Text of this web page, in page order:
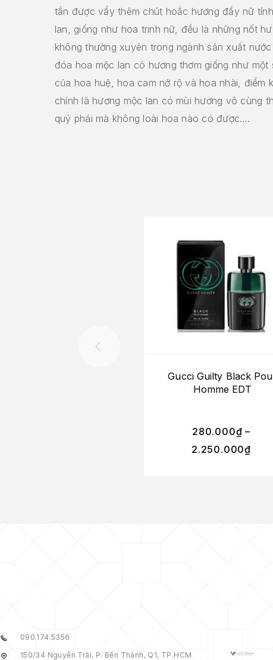
tắn được vẩy thêm chút hoắc hương đầy nữ
lan, giống như hoa trinh nữ, đều là những nốt
không thường xuyên trong ngành sản xuất
đóa hoa mộc lan có hương thơm giống như một
của hoa huệ, hoa cam nở rộ và hoa nhài, điểm
chính là hương mộc lan có mùi hương vô cùng
quý phái mà không loài hoa nào có được….
Gucci Guilty Black
Homme EDT
280.000₫ –
2.250.000₫
090.174.5356
150/34 Nguyễn Trãi, P. Bến Thành, Q1, TP.HCM